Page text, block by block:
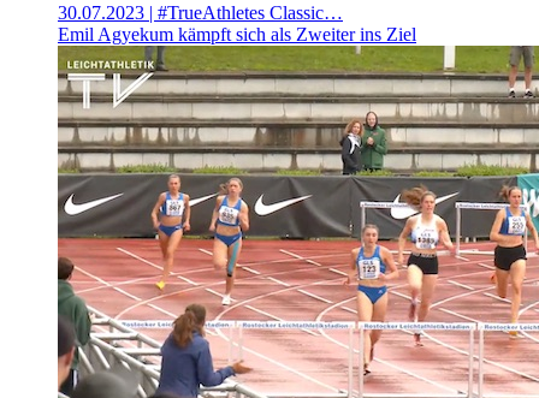
30.07.2023 | #TrueAthletes Classic…
Emil Agyekum kämpft sich als Zweiter ins Ziel